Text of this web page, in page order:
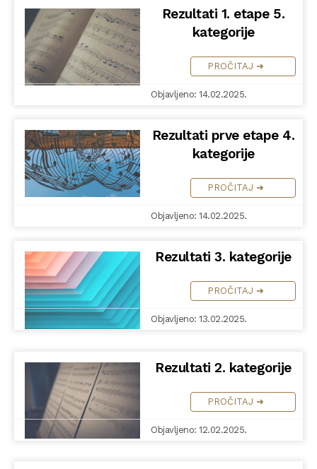
Rezultati 1. etape 5.
kategorije
PROČITAJ ➜
Objavljeno: 14.02.2025.
Rezultati prve etape 4.
kategorije
PROČITAJ ➜
Objavljeno: 14.02.2025.
Rezultati 3. kategorije
PROČITAJ ➜
Objavljeno: 13.02.2025.
Rezultati 2. kategorije
PROČITAJ ➜
Objavljeno: 12.02.2025.